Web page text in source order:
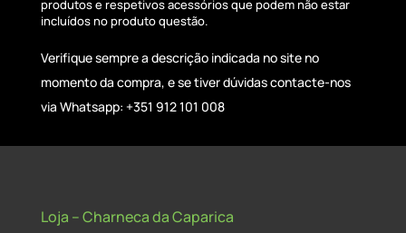
produtos e respetivos acessórios que podem não estar
incluídos no produto questão.
Verifique sempre a descrição indicada no site no
momento da compra, e se tiver dúvidas contacte-nos
via Whatsapp: +351 912 101 008
Loja – Charneca da Caparica